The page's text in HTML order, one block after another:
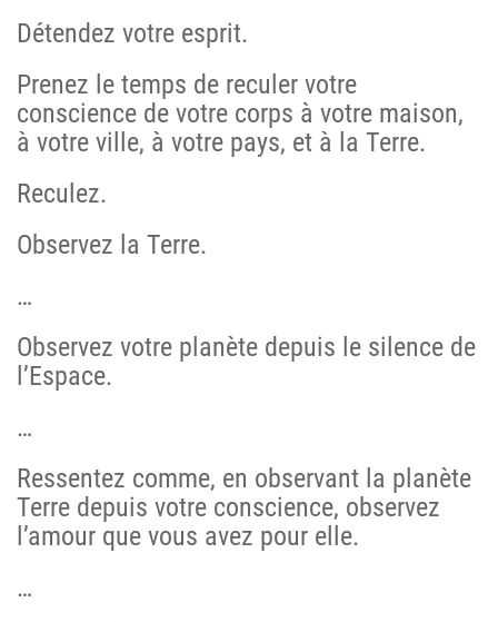
Détendez votre esprit.
Prenez le temps de reculer votre
conscience de votre corps à votre maison,
à votre ville, à votre pays, et à la Terre.
Reculez.
Observez la Terre.
…
Observez votre planète depuis le silence de
l’Espace.
…
Ressentez comme, en observant la planète
Terre depuis votre conscience, observez
l’amour que vous avez pour elle.
…